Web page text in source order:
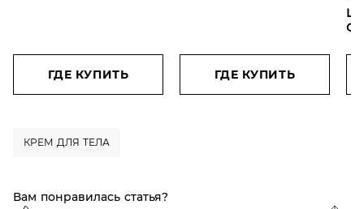
ГДЕ КУПИТЬ ГДЕ КУПИТЬ
LA
КРЕМ ДЛЯ ТЕЛА
Вам понравилась статья?